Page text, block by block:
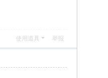
使用道具 举报